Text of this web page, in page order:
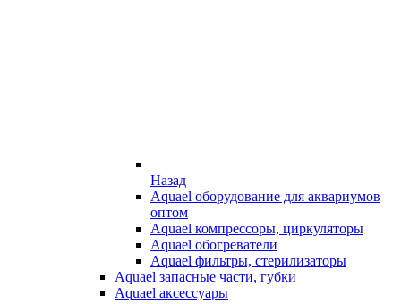
Назад
Aquael оборудование для аквариумов
оптом
Aquael компрессоры, циркуляторы
Aquael обогреватели
Aquael фильтры, стерилизаторы
Aquael запасные части, губки
Aquael аксессуары